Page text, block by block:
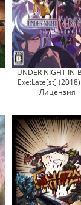
UNDER NIGHT IN-
Exe:Late[st]
Лицензия